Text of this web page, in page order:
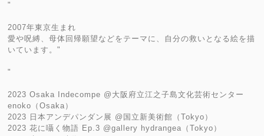
"
2007年東京生まれ
愛や呪縛、母体回帰願望などをテーマに、自分の救いとなる絵を描
いています。"
"
2023 Osaka Indecompe @大阪府立江之子島文化芸術センター
enoko（Osaka）
2023 日本アンデパンダン展 @国立新美術館（Tokyo）
2023 花に囁く物語 Ep.3 @gallery hydrangea（Tokyo）